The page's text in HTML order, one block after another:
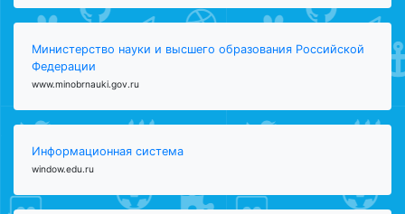
Министерство науки и высшего образования Российской
Федерации
www.minobrnauki.gov.ru
Информационная система
window.edu.ru